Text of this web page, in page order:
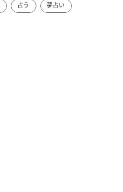
占う 夢占い